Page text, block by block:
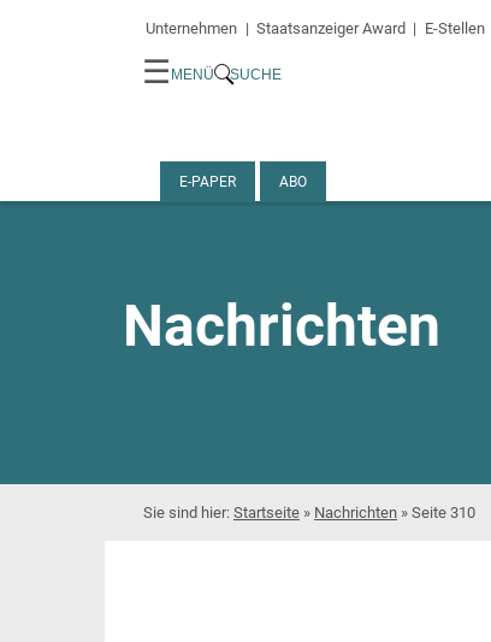
Unternehmen Staatsanzeiger Award E-Stellen
☰ MENÜ SUCHE
E-PAPER ABO
Nachrichten
Startseite » Nachrichten » Seite 310